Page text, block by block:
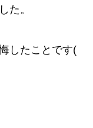
た。
したことです(